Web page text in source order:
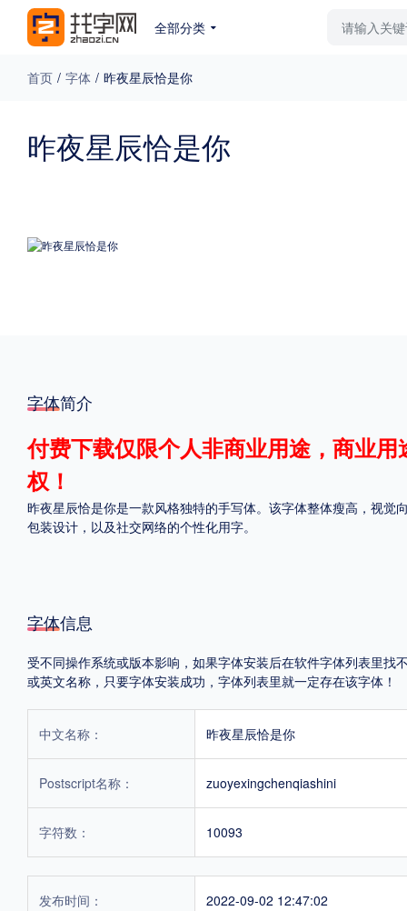
全部分类
免费下载 收费下载 更多
格式
.TTF
POP字体下载 字库打包下载 海报素材下载
字体新闻 字体程序 字体人物
首页 / 字体 / 昨夜星辰恰是你
昨夜星辰恰是你
字体简介
付费下载仅限个人非商业用途，商业
权！
昨夜星辰恰是你是一款风格独特的手写体。该字体整体瘦高，视
包装设计，以及社交网络的个性化用字。
字体信息
受不同操作系统或版本影响，如果字体安装后在软件字体列表里
或英文名称，只要字体安装成功，字体列表里就一定存在该字体！
中文名称： 昨夜星辰恰是你
Postscript名称： zuoyexingchenqiashini
字符数： 10093
发布时间： 2022-09-02 12:47:02